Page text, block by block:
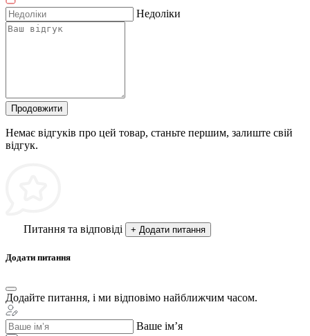
Недоліки
Продовжити
Немає відгуків про цей товар, станьте першим, залиште свій
відгук.
Питання та відповіді + Додати питання
Додати питання
Додайте питання, і ми відповімо найближчим часом.
Ваше ім’я